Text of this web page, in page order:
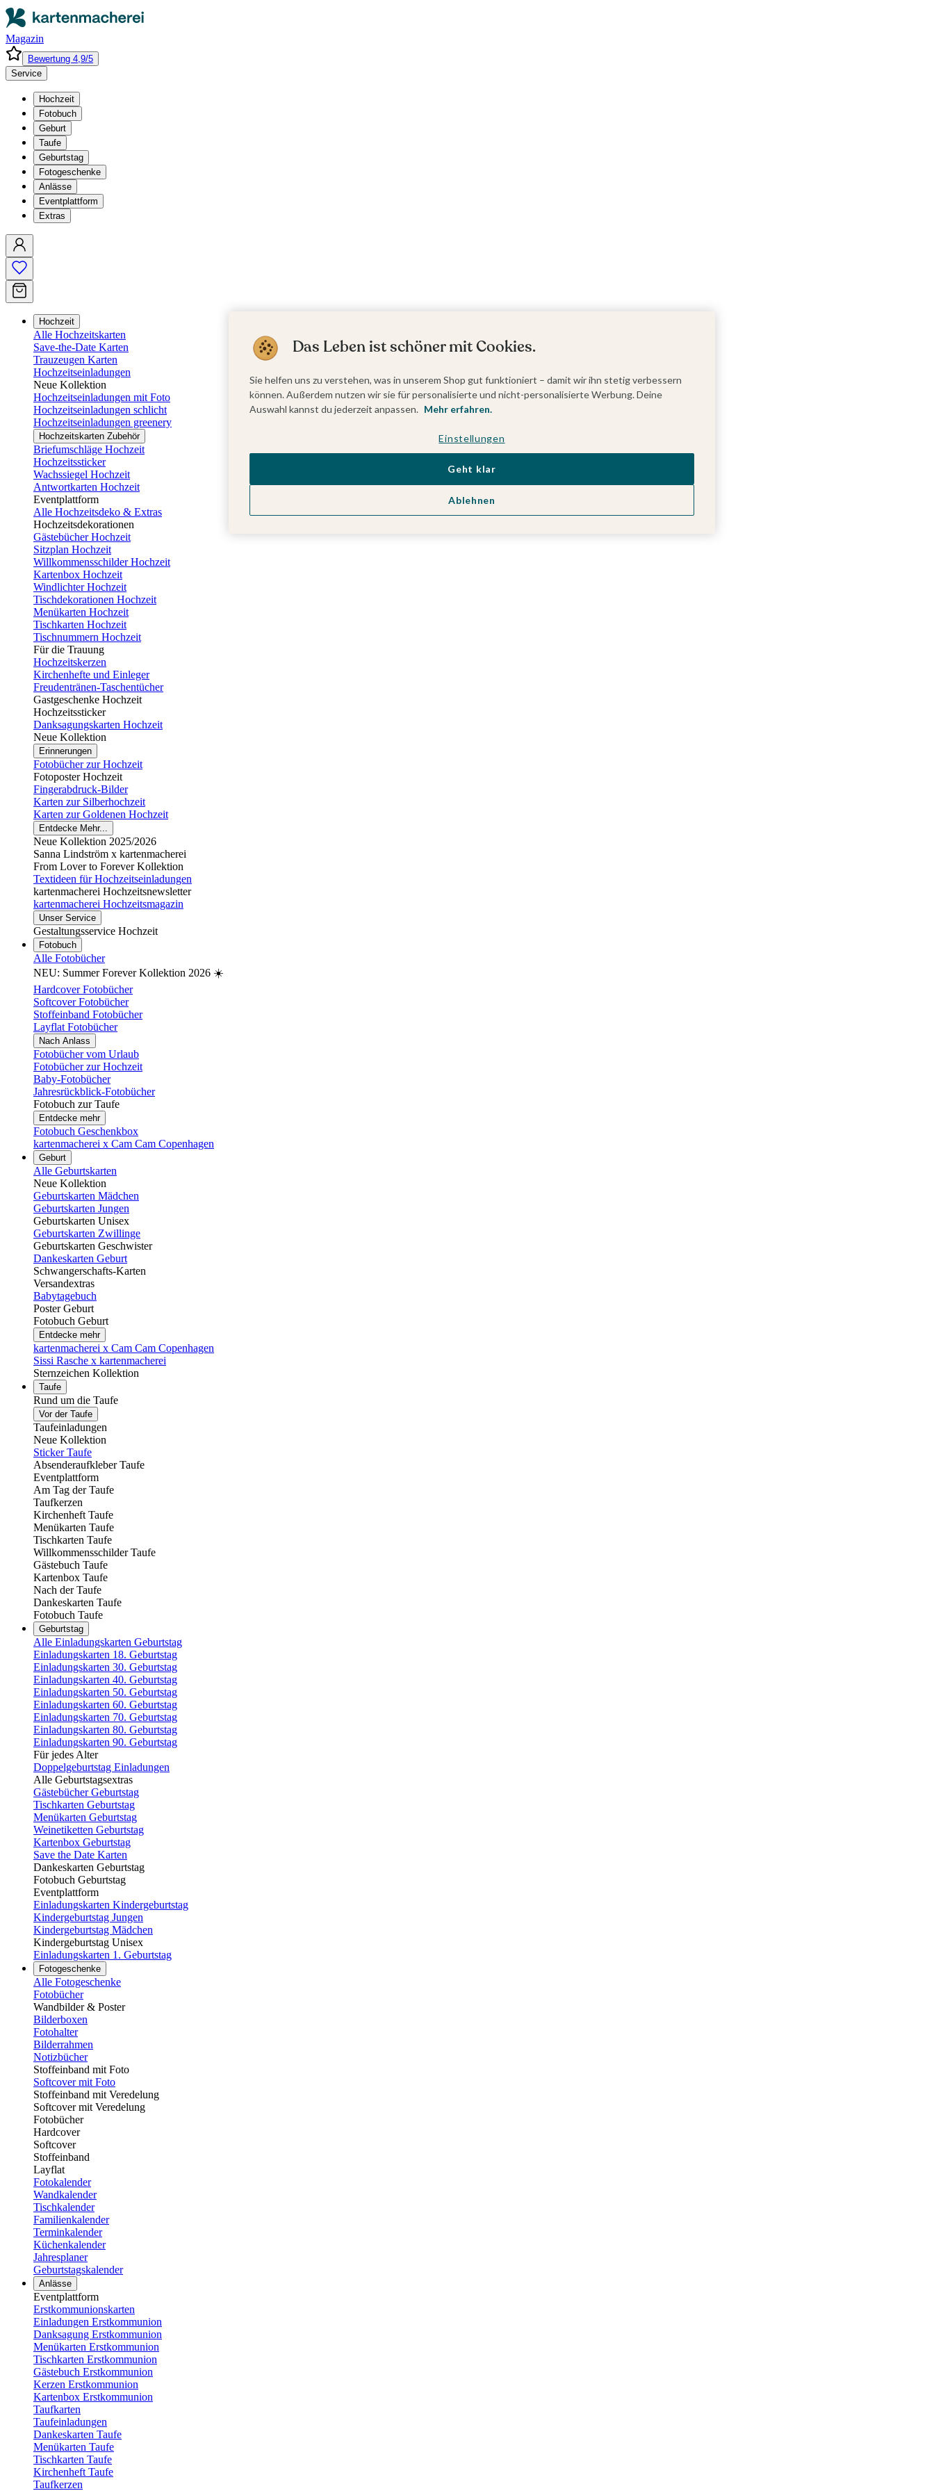
Magazin
Bewertung 4,9/5
Service
Hochzeit
Fotobuch
Geburt
Taufe
Geburtstag
Fotogeschenke
Anlässe
Eventplattform
Extras
Hochzeit
Alle Hochzeitskarten
Save-the-Date Karten
Trauzeugen Karten
Hochzeitseinladungen
Neue Kollektion
Hochzeitseinladungen mit Foto
Hochzeitseinladungen schlicht
Hochzeitseinladungen greenery
Hochzeitskarten Zubehör
Briefumschläge Hochzeit
Hochzeitssticker
Wachssiegel Hochzeit
Antwortkarten Hochzeit
Eventplattform
Alle Hochzeitsdeko & Extras
Hochzeitsdekorationen
Gästebücher Hochzeit
Sitzplan Hochzeit
Willkommensschilder Hochzeit
Kartenbox Hochzeit
Windlichter Hochzeit
Tischdekorationen Hochzeit
Menükarten Hochzeit
Tischkarten Hochzeit
Tischnummern Hochzeit
Für die Trauung
Hochzeitskerzen
Kirchenhefte und Einleger
Freudentränen-Taschentücher
Gastgeschenke Hochzeit
Hochzeitssticker
Danksagungskarten Hochzeit
Neue Kollektion
Erinnerungen
Fotobücher zur Hochzeit
Fotoposter Hochzeit
Fingerabdruck-Bilder
Karten zur Silberhochzeit
Karten zur Goldenen Hochzeit
Entdecke Mehr...
Neue Kollektion 2025/2026
Sanna Lindström x kartenmacherei
From Lover to Forever Kollektion
Textideen für Hochzeitseinladungen
kartenmacherei Hochzeitsnewsletter
kartenmacherei Hochzeitsmagazin
Unser Service
Gestaltungsservice Hochzeit
Fotobuch
Alle Fotobücher
NEU: Summer Forever Kollektion 2026 ☀️
Hardcover Fotobücher
Softcover Fotobücher
Stoffeinband Fotobücher
Layflat Fotobücher
Nach Anlass
Fotobücher vom Urlaub
Fotobücher zur Hochzeit
Baby-Fotobücher
Jahresrückblick-Fotobücher
Fotobuch zur Taufe
Entdecke mehr
Fotobuch Geschenkbox
kartenmacherei x Cam Cam Copenhagen
Geburt
Alle Geburtskarten
Neue Kollektion
Geburtskarten Mädchen
Geburtskarten Jungen
Geburtskarten Unisex
Geburtskarten Zwillinge
Geburtskarten Geschwister
Dankeskarten Geburt
Schwangerschafts-Karten
Versandextras
Babytagebuch
Poster Geburt
Fotobuch Geburt
Entdecke mehr
kartenmacherei x Cam Cam Copenhagen
Sissi Rasche x kartenmacherei
Sternzeichen Kollektion
Taufe
Rund um die Taufe
Vor der Taufe
Taufeinladungen
Neue Kollektion
Sticker Taufe
Absenderaufkleber Taufe
Eventplattform
Am Tag der Taufe
Taufkerzen
Kirchenheft Taufe
Menükarten Taufe
Tischkarten Taufe
Willkommensschilder Taufe
Gästebuch Taufe
Kartenbox Taufe
Nach der Taufe
Dankeskarten Taufe
Fotobuch Taufe
Geburtstag
Alle Einladungskarten Geburtstag
Einladungskarten 18. Geburtstag
Einladungskarten 30. Geburtstag
Einladungskarten 40. Geburtstag
Einladungskarten 50. Geburtstag
Einladungskarten 60. Geburtstag
Einladungskarten 70. Geburtstag
Einladungskarten 80. Geburtstag
Einladungskarten 90. Geburtstag
Für jedes Alter
Doppelgeburtstag Einladungen
Alle Geburtstagsextras
Gästebücher Geburtstag
Tischkarten Geburtstag
Menükarten Geburtstag
Weinetiketten Geburtstag
Kartenbox Geburtstag
Save the Date Karten
Dankeskarten Geburtstag
Fotobuch Geburtstag
Eventplattform
Einladungskarten Kindergeburtstag
Kindergeburtstag Jungen
Kindergeburtstag Mädchen
Kindergeburtstag Unisex
Einladungskarten 1. Geburtstag
Fotogeschenke
Alle Fotogeschenke
Fotobücher
Wandbilder & Poster
Bilderboxen
Fotohalter
Bilderrahmen
Notizbücher
Stoffeinband mit Foto
Softcover mit Foto
Stoffeinband mit Veredelung
Softcover mit Veredelung
Fotobücher
Hardcover
Softcover
Stoffeinband
Layflat
Fotokalender
Wandkalender
Tischkalender
Familienkalender
Terminkalender
Küchenkalender
Jahresplaner
Geburtstagskalender
Anlässe
Eventplattform
Erstkommunionskarten
Einladungen Erstkommunion
Danksagung Erstkommunion
Menükarten Erstkommunion
Tischkarten Erstkommunion
Gästebuch Erstkommunion
Kerzen Erstkommunion
Kartenbox Erstkommunion
Taufkarten
Taufeinladungen
Dankeskarten Taufe
Menükarten Taufe
Tischkarten Taufe
Kirchenheft Taufe
Taufkerzen
Das Leben ist schöner mit Cookies.
Sie helfen uns zu verstehen, was in unserem Shop gut funktioniert – damit wir ihn stetig verbessern
können. Außerdem nutzen wir sie für personalisierte und nicht-personalisierte Werbung. Deine
Auswahl kannst du jederzeit anpassen. Mehr erfahren.
Einstellungen
Ablehnen
Geht klar